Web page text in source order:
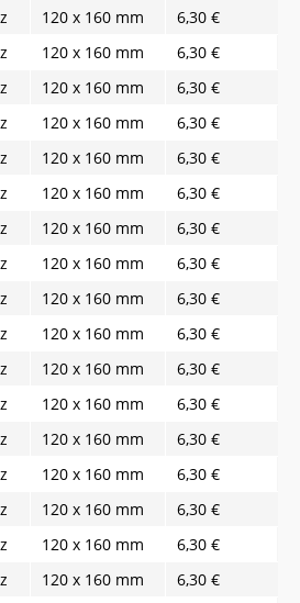
120 x 160 mm
6,30 €
120 x 160 mm
6,30 €
120 x 160 mm
6,30 €
120 x 160 mm
6,30 €
120 x 160 mm
6,30 €
120 x 160 mm
6,30 €
120 x 160 mm
6,30 €
120 x 160 mm
6,30 €
120 x 160 mm
6,30 €
120 x 160 mm
6,30 €
120 x 160 mm
6,30 €
120 x 160 mm
6,30 €
120 x 160 mm
6,30 €
120 x 160 mm
6,30 €
120 x 160 mm
6,30 €
120 x 160 mm
6,30 €
120 x 160 mm
6,30 €